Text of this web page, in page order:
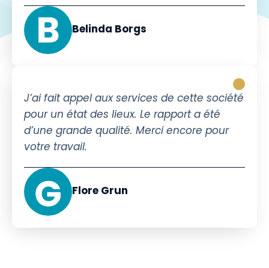
Belinda Borgs
J’ai fait appel aux services de cette société
pour un état des lieux. Le rapport a été
d’une grande qualité. Merci encore pour
votre travail.
Flore Grun